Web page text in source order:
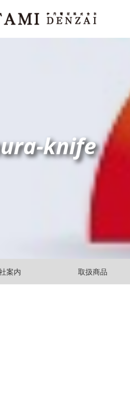
knife
案内 取扱商品